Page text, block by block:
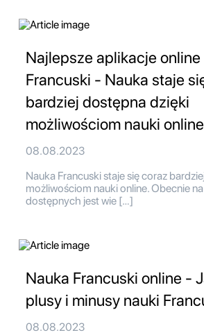
Najlepsze aplikacje online
Francuski - Nauka staje
bardziej dostępna dzięki
możliwościom nauki online
08.08.2023
Nauka Francuski staje się coraz
możliwościom nauki online. Obecnie
dostępnych jest wie […]
Nauka Francuski online -
plusy i minusy nauki
08.08.2023